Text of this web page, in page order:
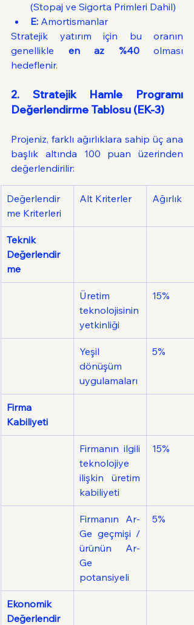
(Stopaj ve Sigorta Primleri Dahil)
E: Amortismanlar
Stratejik yatırım için bu oranın
genellikle en az %40 olması
hedeflenir.
2. Stratejik Hamle Programı
Değerlendirme Tablosu (EK-3)
Projeniz, farklı ağırlıklara sahip üç ana
başlık altında 100 puan üzerinden
değerlendirilir:
Değerlendir
me Kriterleri
Alt Kriterler Ağırlık
Teknik
Değerlendir
me
Üretim
teknolojisinin
yetkinliği
15%
Yeşil
dönüşüm
uygulamaları
5%
Firma
Kabiliyeti
Firmanın ilgili
teknolojiye
ilişkin üretim
kabiliyeti
15%
Firmanın Ar-
Ge geçmişi /
ürünün Ar-
Ge
potansiyeli
5%
Ekonomik
Değerlendir